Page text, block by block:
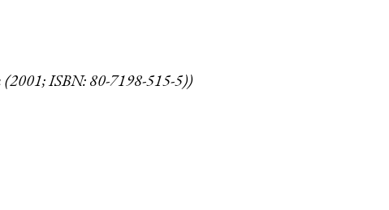
ISBN: 80-7198-515-5))